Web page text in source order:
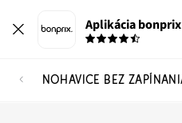
Aplikácia bonprix